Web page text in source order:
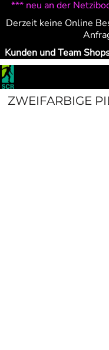
*** neu an der
Derzeit keine Online
Kunden und Team
ZWEIFARBIGE